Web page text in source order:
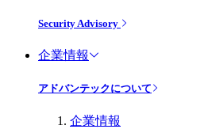
Security Advisory
企業情報
アドバンテックについて
企業情報